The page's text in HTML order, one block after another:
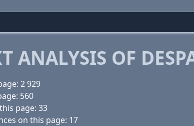
ANALYSIS OF
2 929
560
page: 33
on this page: 17